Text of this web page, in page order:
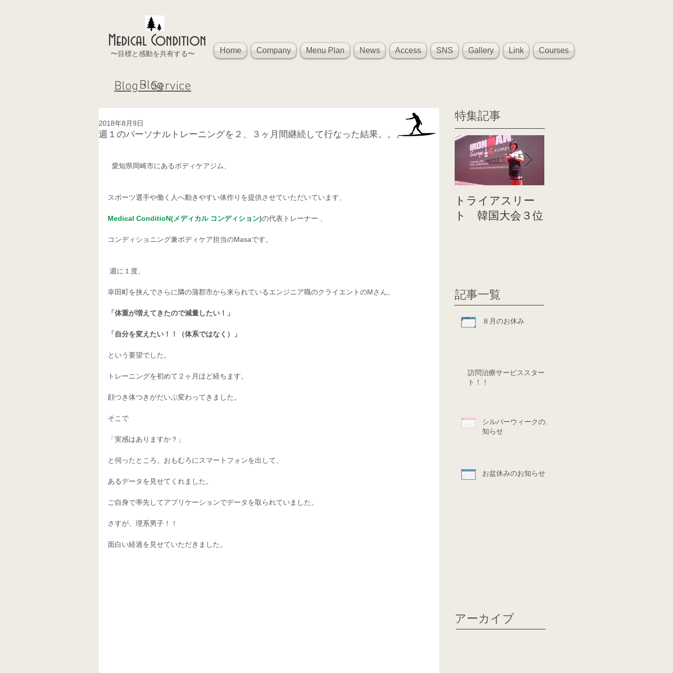
Medical Condition
〜目標と感動を共有する〜 Home Company Menu Plan News Access SNS Gallery Link Courses
Blog
Blog・Service
週１のパーソナルトレーニングを２、３ヶ月間継続して行なった結果。。。
2018年8月9日
  愛知県岡崎市にあるボディケアジム、
スポーツ選手や働く人へ動きやすい体作りを提供させていただいています、
Medical ConditioN(メディカル コンディション)の代表トレーナー 、
コンディショニング兼ボディケア担当のMasaです。
週に１度、
幸田町を挟んでさらに隣の蒲郡市から来られているエンジニア職のクライエントのMさん。
「体重が増えてきたので減量したい！」
「自分を変えたい！！（体系ではなく）」
という要望でした。
トレーニングを初めて２ヶ月ほど経ちます。
顔つき体つきがだいぶ変わってきました。
そこで
「実感はありますか？」
と伺ったところ、おもむろにスマートフォンを出して、
あるデータを見せてくれました。
ご自身で率先してアプリケーションでデータを取られていました。
さすが、理系男子！！
面白い経過を見せていただきました。
特集記事
トライアスリー
ト 韓国大会３位
記事一覧
８月のお休み
訪問治療サービススター
ト！！
シルバーウィークのお
知らせ
お盆休みのお知らせ
アーカイブ